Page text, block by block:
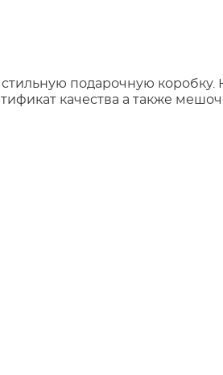
подарочную коробку.
качества а также